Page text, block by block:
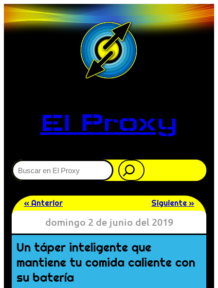
El Proxy
Buscar
« Anterior Siguiente »
domingo 2 de junio del 2019
Un táper inteligente que
mantiene tu comida caliente con
su batería